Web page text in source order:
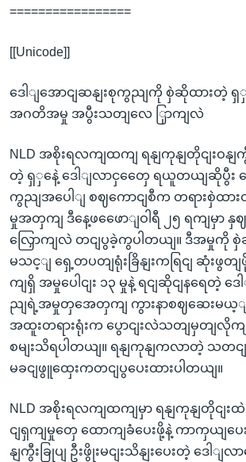
=================
[[Unicode]]
ဒေါျအောငျဆနျးစုကွညျကို စှဲဆိုထားတဲ့ ရှှ
အဂတိအမှု အပွီးသတျလေ ြှာကျလဲ
NLD အစိုးရလကျထကျ ရနျကုနျတိုငျးဝနျ
တဲ့ ရှှနေဲ့ ဒေါျလာငှတှေေ ရယူတယျဆိုပွီး ဒေ
ကွညျအပေါျ စဈကောငျစီက တရားစှဲထာ
မှုအတှကျ ဒီနေ့ဖဖေောျဝါရီ ၂၅ ရကျမှာ
လြှောကျလဲ တငျပွခဲ့ကွပါတယျ။ ဒီအမှုကို
မသင့ျ ရှေ့တပတျရုံးခြိနျးကရြငျ ဆုံးဖွတ
ကျရှိ အမှုပေါငျး ၁၃ မှုနဲ့ ရငျဆိုငျနရေတဲ့ ဒ
ညျရဲ့အမှုတှအေတှကျ ကွားနာစဈဆေးမယ့
အထူးတရားရုံးက ပွောငျးလဲသတျမှတျလို
စမျးသိရပါတယျ။ ရနျကုနျကလာတဲ့ သ
မခငျဖွူထှေးကတငျပွပေးထားပါတယျ။
NLD အစိုးရလကျထကျမှာ ရနျကုနျတိုငျး
ငျရှကျမှုတှေ ထောကျခံပေးဖို့နဲ့ ကာကှယျပေး
နျကွီးခြုပျ ဦးဖွိုးမငျးသိနျးပေးတဲ့ ဒေါျလ